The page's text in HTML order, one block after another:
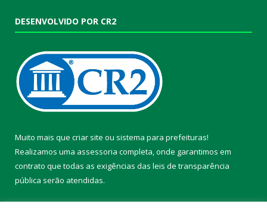
DESENVOLVIDO POR CR2
Muito mais que criar site ou sistema para prefeituras!
Realizamos uma assessoria completa, onde garantimos em
contrato que todas as exigências das leis de transparência
pública serão atendidas.